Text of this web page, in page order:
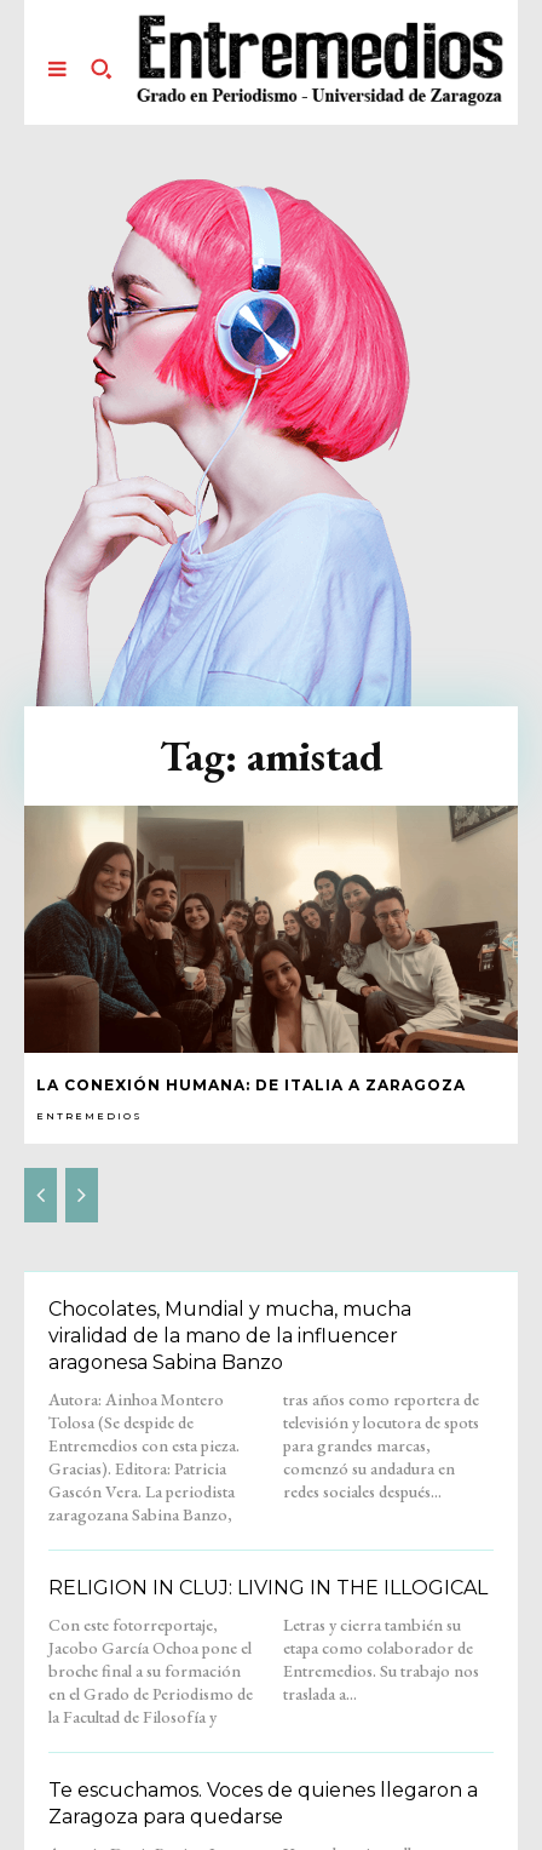
LA CONEXIÓN HUMANA: DE ITALIA A ZARAGOZA
ENTREMEDIOS
Tag: amistad
Chocolates, Mundial y mucha, mucha
viralidad de la mano de la influencer
aragonesa Sabina Banzo
Autora: Ainhoa Montero
Tolosa (Se despide de
Entremedios con esta pieza.
Gracias). Editora: Patricia
Gascón Vera. La periodista
zaragozana Sabina Banzo,
tras años como reportera de
televisión y locutora de spots
para grandes marcas,
comenzó su andadura en
redes sociales después...
RELIGION IN CLUJ: LIVING IN THE ILLOGICAL
Con este fotorreportaje,
Jacobo García Ochoa pone el
broche final a su formación
en el Grado de Periodismo de
la Facultad de Filosofía y
Letras y cierra también su
etapa como colaborador de
Entremedios. Su trabajo nos
traslada a...
Te escuchamos. Voces de quienes llegaron a
Zaragoza para quedarse